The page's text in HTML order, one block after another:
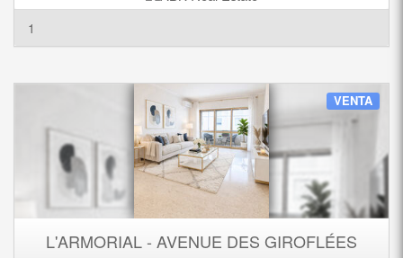
1
VENTA
L'ARMORIAL - AVENUE DES GIROFLÉES